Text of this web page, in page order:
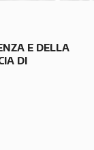
E DELLA
DI